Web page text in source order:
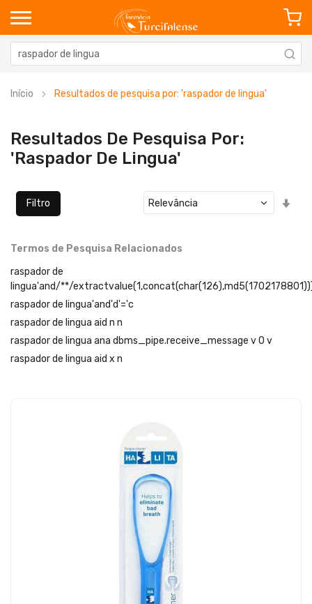
Início Resultados de pesquisa por: 'raspador de lingua'
Resultados De Pesquisa Por:
'raspador De Lingua'
Filtro
Termos de Pesquisa Relacionados
raspador de
lingua'and/**/
raspador de lingua'and'd'='c
raspador de lingua aid n n
raspador de lingua ana dbms_pipe.receive_message v 0 v
raspador de lingua aid x n